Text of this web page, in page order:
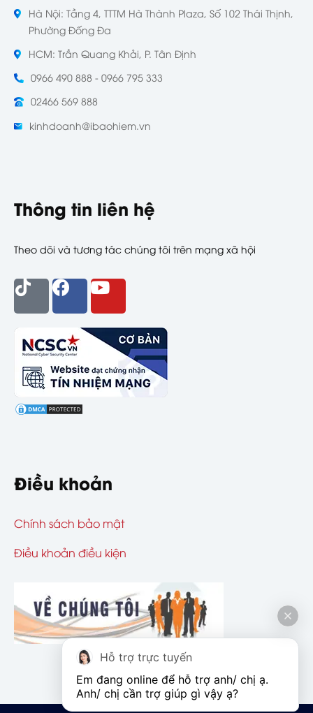
Hà Nội: Tầng 4, TTTM Hà Thành Plaza, Số 102 Thái Thịnh,
Phường Đống Đa
HCM: Trần Quang Khải, P. Tân Định
0966 490 888 - 0966 795 333
02466 569 888
kinhdoanh@ibaohiem.vn
Thông tin liên hệ
Theo dõi và tương tác chúng tôi trên mạng xã hội
Điều khoản
Chính sách bảo mật
Điều khoản điều kiện
Hỗ trợ trực tuyến
Em đang online để hỗ trợ anh/ chị ạ.
Anh/ chị cần trợ giúp gì vậy ạ?